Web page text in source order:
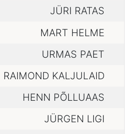
JÜRI RATAS
MART HELME
URMAS PAET
RAIMOND KALJULAID
HENN PÕLLUAAS
JÜRGEN LIGI